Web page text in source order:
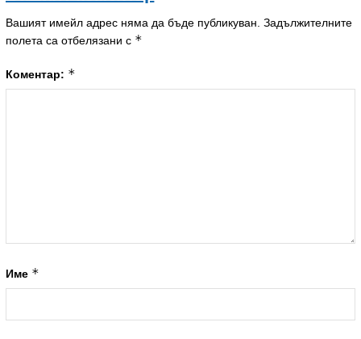
Вашият имейл адрес няма да бъде публикуван. Задължителните
полета са отбелязани с *
Коментар: *
Име *